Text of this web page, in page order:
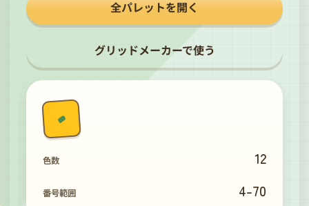
全パレットを開く
グリッドメーカーで使う
色数 12
番号範囲 4-70